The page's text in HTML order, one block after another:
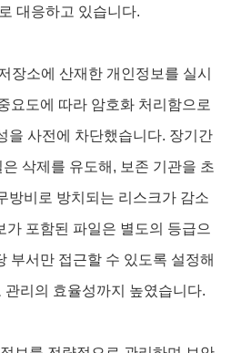
대응하고 있습니다.
장소에 산재한 개인정보를 실시
요도에 따라 암호화 처리함으로
을 사전에 차단했습니다. 장기간
삭제를 유도해, 보존 기관을 초
방비로 방치되는 리스크가 감소
가 포함된 파일은 별도의 등급으
부서만 접근할 수 있도록 설정해
관리의 효율성까지 높였습니다.